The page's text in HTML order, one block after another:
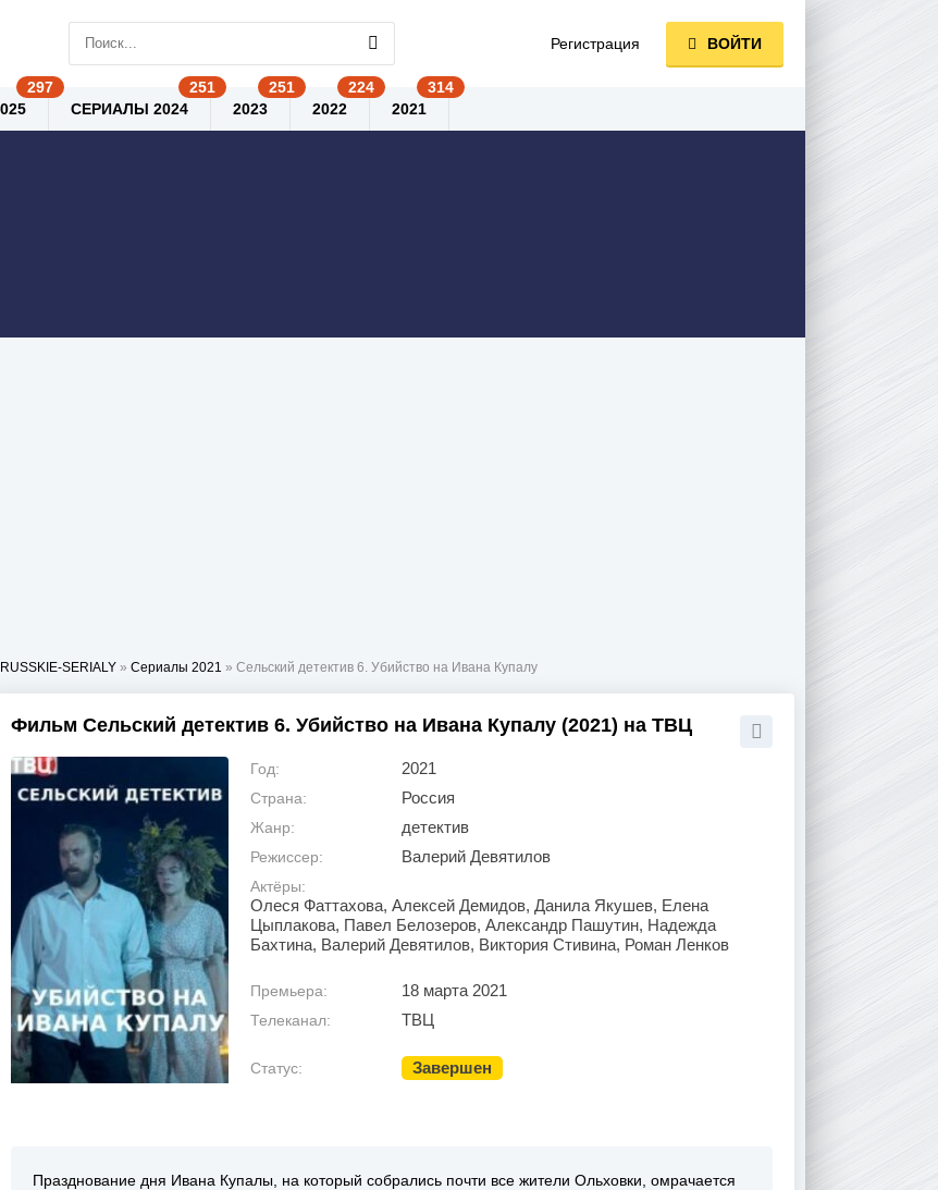
RUSSKIE-SERIALY » Сериалы 2021 » Сельский детектив 6. Убийство на Ивана Купалу
Фильм Сельский детектив 6. Убийство на Ивана Купалу (2021) на ТВЦ
Год: 2021
Страна: Россия
Жанр: детектив
Режиссер: Валерий Девятилов
Актёры:
Олеся Фаттахова, Алексей Демидов, Данила Якушев, Елена
Цыплакова, Павел Белозеров, Александр Пашутин, Надежда
Бахтина, Валерий Девятилов, Виктория Стивина, Роман Ленков
Премьера: 18 марта 2021
Телеканал: ТВЦ
Статус: Завершен
Празднование дня Ивана Купалы, на который собрались почти все жители Ольховки, омрачается
Регистрация ВОЙТИ
СЕРИАЛЫ 2024 2023 2022 2021